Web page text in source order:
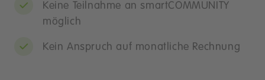
Keine Teilnahme an smartCOMMUNITY
möglich
Kein Anspruch auf monatliche Rechnung